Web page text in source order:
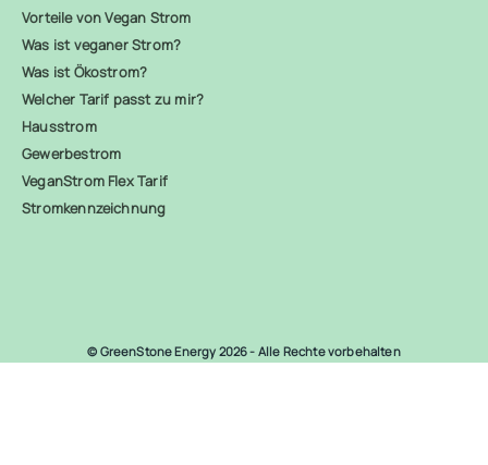
Vorteile von Vegan Strom
Was ist veganer Strom?
Was ist Ökostrom?
Welcher Tarif passt zu mir?
Hausstrom
Gewerbestrom
VeganStrom Flex Tarif
Stromkennzeichnung
© GreenStone Energy 2026 - Alle Rechte vorbehalten